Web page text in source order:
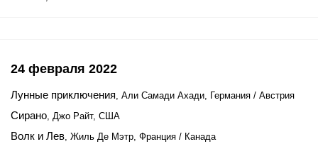
24 февраля 2022
Лунные приключения, Али Самади Ахади, Германия / Австрия
Сирано, Джо Райт, США
Волк и Лев, Жиль Де Мэтр, Франция / Канада